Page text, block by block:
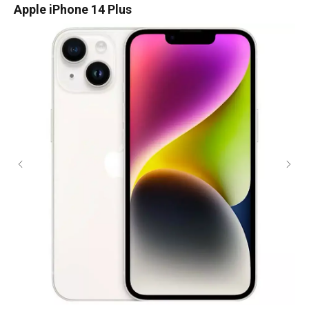
Apple iPhone 14 Plus